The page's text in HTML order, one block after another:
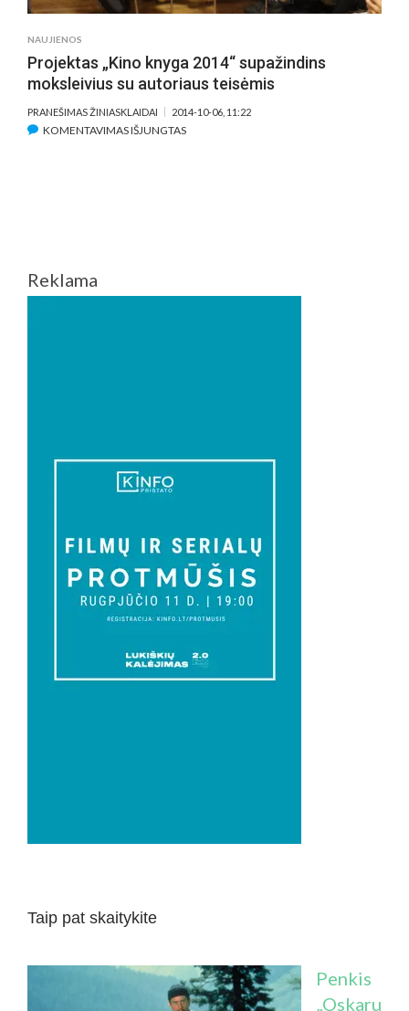
(VIDEO)
NAUJIENOS
Projektas „Kino knyga 2014“ supažindins
moksleivius su autoriaus teisėmis
PRANEŠIMAS ŽINIASKLAIDAI 2014-10-06, 11:22
KOMENTAVIMAS IŠJUNGTASĮRAŠE
Reklama
Taip pat skaitykite
Penkis
„Oskaru